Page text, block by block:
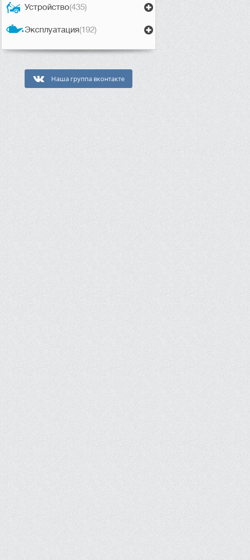
Устройство(435)
Эксплуатация(192)
Наша группа вконтакте